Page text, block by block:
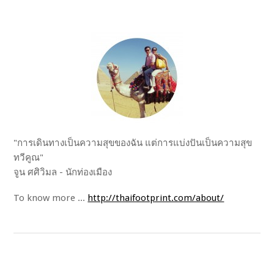
"การเดินทางเป็นความสุขของฉัน แต่การแบ่งปันเป็นความสุข
ทวีคูณ"
จูน ศศิวิมล - นักท่องเมือง
To know more ... http://thaifootprint.com/about/